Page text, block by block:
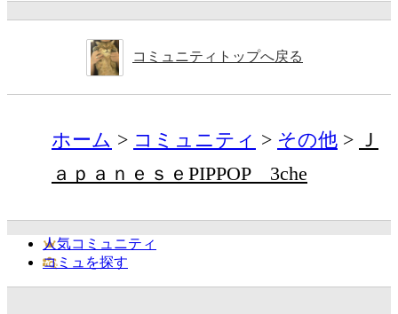
コミュニティトップへ戻る
ホーム コミュニティ その他
Ｊ
ａｐａｎｅｓｅPIPPOP 3che
人気コミュニティ
コミュを探す